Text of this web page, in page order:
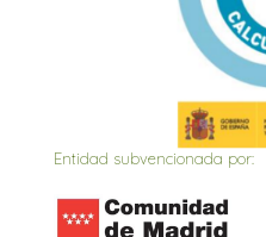
Entidad subvencionada por: